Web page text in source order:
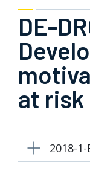
DE-
at
2018-1-